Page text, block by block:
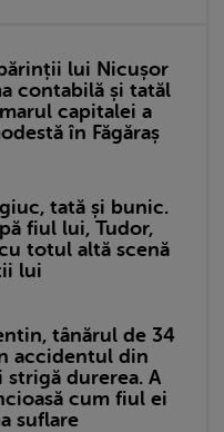
lui Nicușor
contabilă și tatăl
capitalei a
în Făgăraș
tată și bunic.
fiul lui, Tudor,
totul altă scenă
lui
tânărul de 34
accidentul din
strigă durerea. A
cum fiul ei
suflare